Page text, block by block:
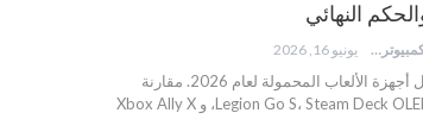
النهائي
فريق مجنون كمبيوتر يونيو 16, 2026
اكتشف أفضل أجهزة الألعاب المحمولة لعام 2026. مقارنة
شاملة بين Legion Go S، Steam Deck OLED، و Xbox Ally X